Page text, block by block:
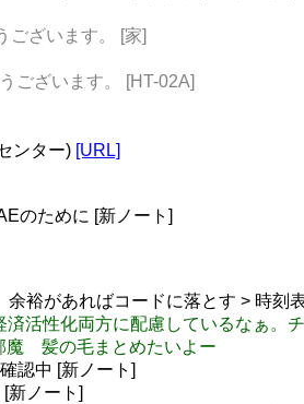
ございます。 [家]
ございます。 [HT-02A]
ンター) [URL]
のために [新ノート]
裕があればコードに落とす > 時刻
活性化両方に配慮しているなぁ。
魔 髪の毛まとめたいよー
認中 [新ノート]
新ノート]